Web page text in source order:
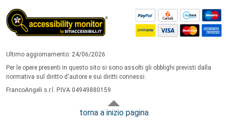
Ultimo aggiornamento: 24/06/2026
Per le opere presenti in questo sito si sono assolti gli obblighi previsti dalla
normativa sul diritto d'autore e sui diritti connessi.
FrancoAngeli s.r.l. P.IVA 04949880159
torna a inizio pagina